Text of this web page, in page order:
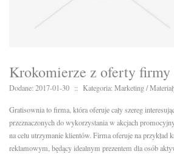
Krokomierze z oferty
Dodane: 2017-01-30 :: Kategoria: Marketing /
Gratisownia to firma, która oferuje cały szereg
przeznaczonych do wykorzystania w akcjach
na celu utrzymanie klientów. Firma oferuje na przykład
reklamowym, będący idealnym prezentem dla osób